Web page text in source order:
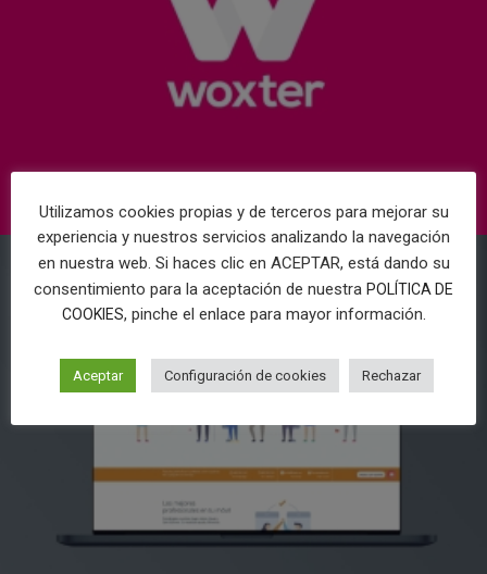
Utilizamos cookies propias y de terceros para mejorar su
experiencia y nuestros servicios analizando la navegación
en nuestra web. Si haces clic en ACEPTAR, está dando su
consentimiento para la aceptación de nuestra POLÍTICA DE
COOKIES, pinche el enlace para mayor información.
Aceptar Configuración de cookies Rechazar